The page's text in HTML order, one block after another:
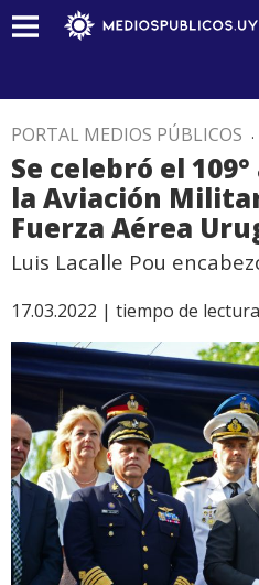
PORTAL MEDIOS PÚBLICOS .
Se celebró el
la Aviación
Fuerza Aérea
Luis Lacalle Pou
17.03.2022 | tiempo de